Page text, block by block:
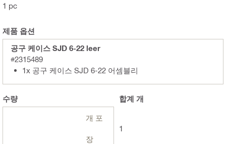
1 pc
제품 옵션
공구 케이스 SJD 6-22 leer
#2315489
1x 공구 케이스 SJD 6-22 어셈블리
수량
개 포
장
합계 개
1